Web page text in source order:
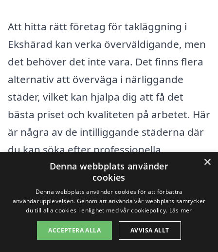
Att hitta rätt företag för takläggning i
Ekshärad kan verka överväldigande, men
det behöver det inte vara. Det finns flera
alternativ att överväga i närliggande
städer, vilket kan hjälpa dig att få det
bästa priset och kvaliteten på arbetet. Här
är några av de intilliggande städerna där
du kan söka efter professionella
takläggare:
Hagfors
Munkfors
×
Denna webbplats använder
cookies
Denna webbplats använder cookies för att förbättra
användarupplevelsen. Genom att använda vår webbplats samtycker
du till alla cookies i enlighet med vår cookiepolicy. Läs mer
ACCEPTERA ALLA AVVISA ALLT